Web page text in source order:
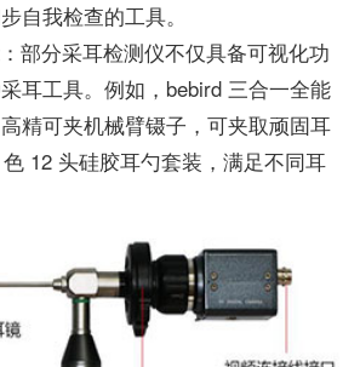
自我检查的工具。
部分采耳检测仪不仅具备可视化功
耳工具。例如，bebird 三合一全能
精可夹机械臂镊子，可夹取顽固耳
12 头硅胶耳勺套装，满足不同耳